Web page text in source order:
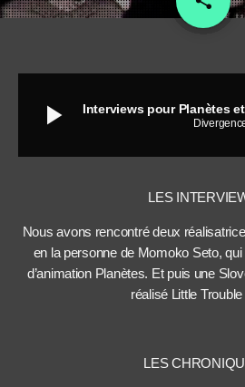
play_arrow Interviews pour Planètes
LES
Nous avons rencontré deux
en la personne de Momoko Seto, qui
d’animation Planètes. Et puis une
réalisé Little
LES